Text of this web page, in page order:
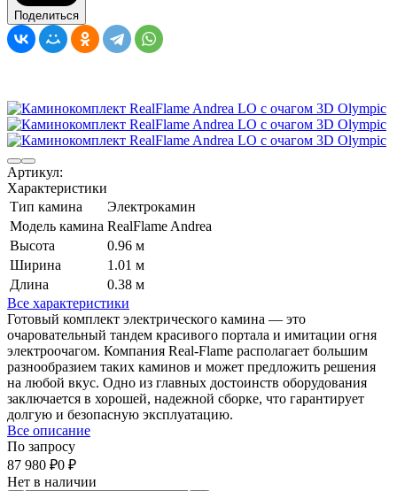
Поделиться
Артикул:
Характеристики
Тип камина
Электрокамин
Модель камина RealFlame Andrea
Высота
0.96 м
Ширина
1.01 м
Длина
0.38 м
Все характеристики
Готовый комплект электрического камина — это
очаровательный тандем красивого портала и имитации огня
электроочагом. Компания Real-Flame располагает большим
разнообразием таких каминов и может предложить решения
на любой вкус. Одно из главных достоинств оборудования
заключается в хорошей, надежной сборке, что гарантирует
долгую и безопасную эксплуатацию.
Все описание
По запросу
87 980 ₽0 ₽
Нет в наличии